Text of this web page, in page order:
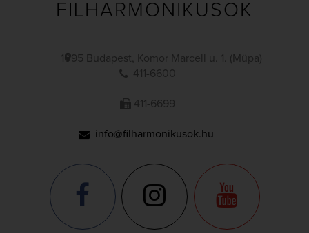
FILHARMONIKUSOK
1095 Budapest, Komor Marcell u. 1. (Müpa)
411-6600
411-6699
info@filharmonikusok.hu